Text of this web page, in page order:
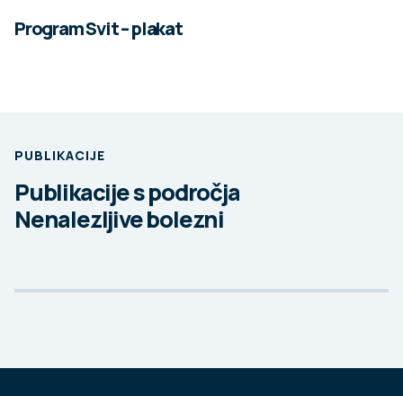
Program Svit – plakat
PUBLIKACIJE
Publikacije s področja
Nenalezljive bolezni